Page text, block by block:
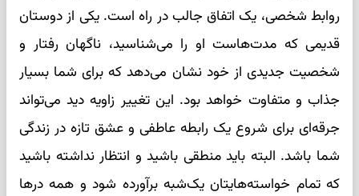
روابط شخصی، یک اتفاق جالب در راه است. یکی از دوستان
قدیمی که مدت‌هاست او را می‌شناسید، ناگهان رفتار و
شخصیت جدیدی از خود نشان می‌دهد که برای شما بسیار
جذاب و متفاوت خواهد بود. این تغییر زاویه دید می‌تواند
جرقه‌ای برای شروع یک رابطه عاطفی و عشق تازه در زندگی
شما باشد. البته باید منطقی باشید و انتظار نداشته باشید
که تمام خواسته‌هایتان یک‌شبه برآورده شود و همه درها